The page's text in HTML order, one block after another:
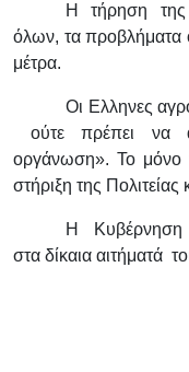
Η τήρηση της
όλων, τα προβλήματα
μέτρα.
Οι Ελληνες
ούτε πρέπει να
οργάνωση». Το μόνο
στήριξη της
Η Κυβέρνηση
στα δίκαια αιτήματά